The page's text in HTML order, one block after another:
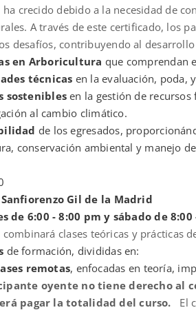
crecido debido a la necesidad de
A través de este certificado, los
desafíos, contribuyendo al
en Arboricultura que comprendan
técnicas en la evaluación, poda,
sosteniblesen la gestión de
al cambio climático.
de los egresados,
conservación ambiental y manejo
Gil de la Madrid
de 6:00 - 8:00 pm y sábado de 8:00
combinará clases teóricas y prácticas
de formación, divididas en:
remotas, enfocadas en teoría,
oyente no tiene derecho al
pagar la totalidad del curso.
El